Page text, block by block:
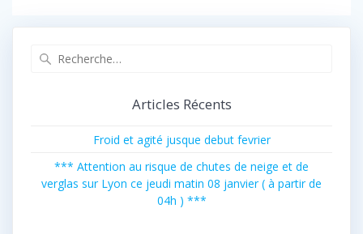
Articles Récents
Froid et agité jusque debut fevrier
*** Attention au risque de chutes de neige et de
verglas sur Lyon ce jeudi matin 08 janvier ( à partir de
04h ) ***